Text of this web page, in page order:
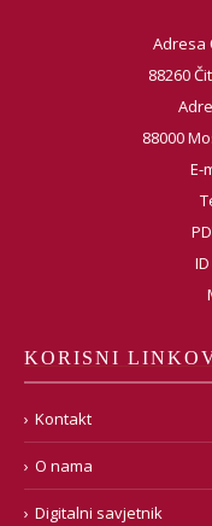
Adresa
88260
88000
E-
KORISNI
Kontakt
O nama
Digitalni savjetnik